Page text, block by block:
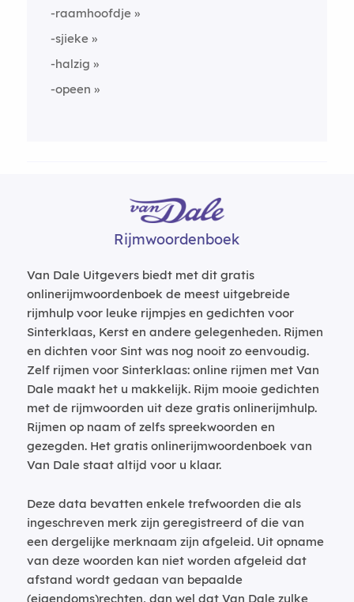
-raamhoofdje
-sjieke
-halzig
-opeen
Rijmwoordenboek
Van Dale Uitgevers biedt met dit gratis
onlinerijmwoordenboek de meest uitgebreide
rijmhulp voor leuke rijmpjes en gedichten voor
Sinterklaas, Kerst en andere gelegenheden. Rijmen
en dichten voor Sint was nog nooit zo eenvoudig.
Zelf rijmen voor Sinterklaas: online rijmen met Van
Dale maakt het u makkelijk. Rijm mooie gedichten
met de rijmwoorden uit deze gratis onlinerijmhulp.
Rijmen op naam of zelfs spreekwoorden en
gezegden. Het gratis onlinerijmwoordenboek van
Van Dale staat altijd voor u klaar.
Deze data bevatten enkele trefwoorden die als
ingeschreven merk zijn geregistreerd of die van
een dergelijke merknaam zijn afgeleid. Uit opname
van deze woorden kan niet worden afgeleid dat
afstand wordt gedaan van bepaalde
(eigendoms)rechten, dan wel dat Van Dale zulke